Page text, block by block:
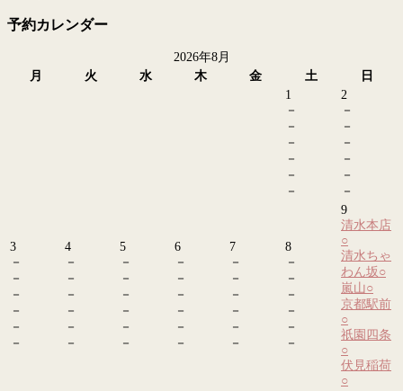
予約カレンダー
2026年8月
月
火 水 木 金 土
日
1
－
－
－
－
－
－
2
－
－
－
－
－
－
3
－
－
－
－
－
－
4
－
－
－
－
－
－
5
－
－
－
－
－
－
6
－
－
－
－
－
－
7
－
－
－
－
－
－
8
－
－
－
－
－
－
9
清水本店
○
清水ちゃ
わん坂○
嵐山○
京都駅前
○
祇園四条
○
伏見稲荷
○